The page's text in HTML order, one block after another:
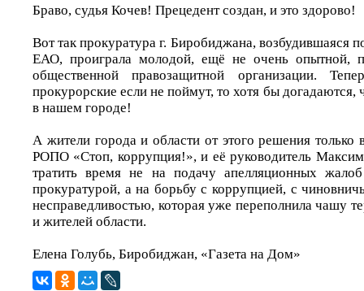
Браво, судья Кочев! Прецедент создан, и это здорово!
Вот так прокуратура г. Биробиджана, возбудившаяся
ЕАО, проиграла молодой, ещё не очень опытной,
общественной правозащитной организации.
прокурорские если не поймут, то хотя бы догадаются,
в нашем городе!
А жители города и области от этого решения только
РОПО «Стоп, коррупция!», и её руководитель
тратить время не на подачу апелляционных
прокуратурой, а на борьбу с коррупцией, с
несправедливостью, которая уже переполнила чашу
и жителей области.
Елена Голубь, Биробиджан, «Газета на Дом»